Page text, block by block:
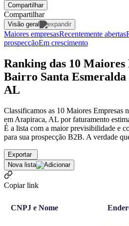
Compartilhar
Compartilhar
Visão geral
Maiores empresasRecentemente abertas
prospecçãoEm crescimento
Ranking das 10 Maiores
Bairro Santa
AL
Classificamos as 10 Maiores Empresas
em Arapiraca, AL por faturamento
É a lista com a maior previsibilidade e
para sua prospecção B2B. A verdade
Exportar
Nova lista
Copiar link
CNPJ e Nome